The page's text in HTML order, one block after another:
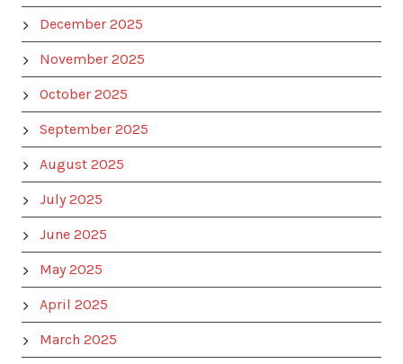
December 2025
November 2025
October 2025
September 2025
August 2025
July 2025
June 2025
May 2025
April 2025
March 2025